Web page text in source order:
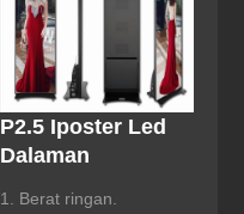
P2.5 Iposter Led
Dalaman
1. Berat ringan.